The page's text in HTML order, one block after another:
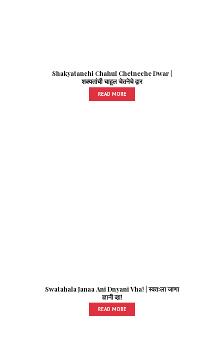
Shakyatanchi Chahul Chetneche Dwar |
शक्यतांची चाहूल चेतनेचे द्वार
READ MORE
Swatahala Janaa Ani Dnyani Vha! | स्वतःला जाणा
ज्ञानी व्हा!
READ MORE